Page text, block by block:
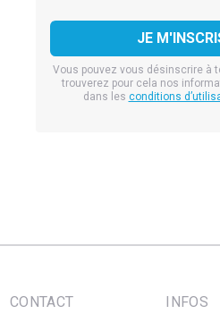
Vous pouvez vous désinscrire à
trouverez pour cela nos
dans les conditions
CONTACT
INFOS